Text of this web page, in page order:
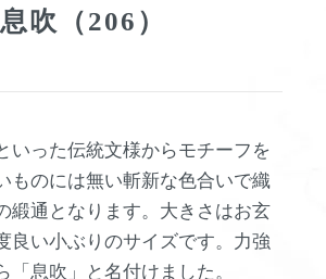
息吹（206）
いった伝統文様からモチーフを
ものには無い斬新な色合いで織
緞通となります。大きさはお玄
良い小ぶりのサイズです。力強
「息吹」と名付けました。